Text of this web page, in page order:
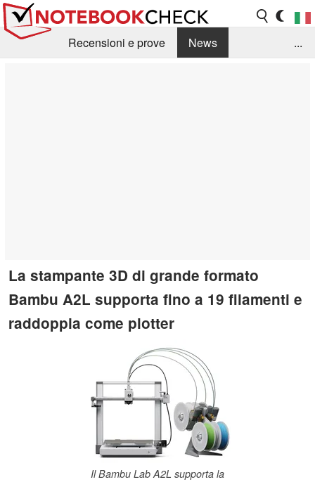
Recensioni e prove
News
...
La stampante 3D di grande formato
Bambu A2L supporta fino a 19 filamenti e
raddoppia come plotter
Il Bambu Lab A2L supporta la